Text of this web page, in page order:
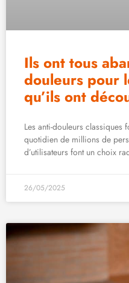
Ils ont tous
douleurs pour
qu’ils ont
Les anti-douleurs
quotidien de millions de
d’utilisateurs font un choix
26/05/2025